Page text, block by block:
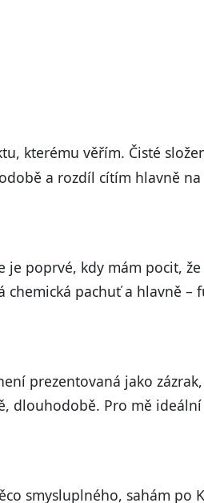
kterému věřím. Čisté
a rozdíl cítím hlavně
je poprvé, kdy mám pocit,
pachuť a hlavně –
prezentovaná jako
dlouhodobě. Pro mě ideální
smysluplného, sahám po